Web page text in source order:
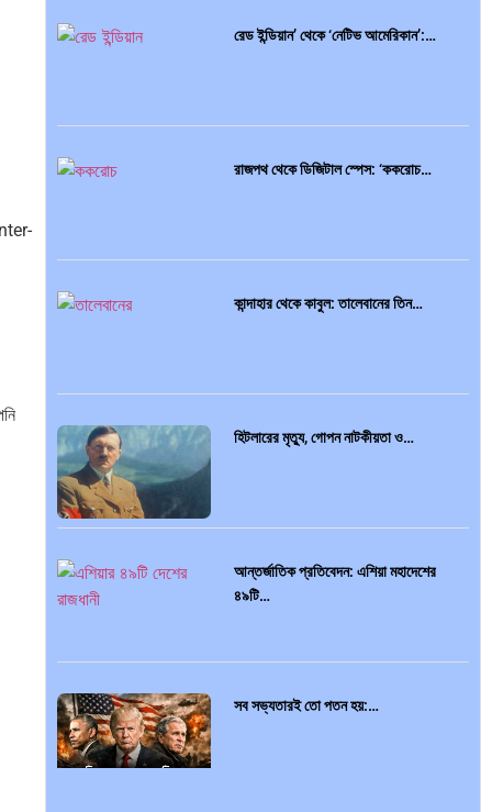
রেড ইন্ডিয়ান’ থেকে ‘নেটিভ আমেরিকান’:…
রাজপথ থেকে ডিজিটাল স্পেস: ‘ককরোচ…
কান্দাহার থেকে কাবুল: তালেবানের তিন…
হিটলারের মৃত্যু, গোপন নাটকীয়তা ও…
আন্তর্জাতিক প্রতিবেদন: এশিয়া মহাদেশের
৪৯টি…
সব সভ্যতারই তো পতন হয়:…